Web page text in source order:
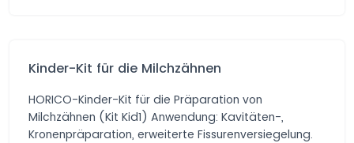
Kinder-Kit für die Milchzähnen
HORICO-Kinder-Kit für die Präparation von
Milchzähnen (Kit Kid1) Anwendung: Kavitäten-,
Kronenpräparation, erweiterte Fissurenversiegelung.